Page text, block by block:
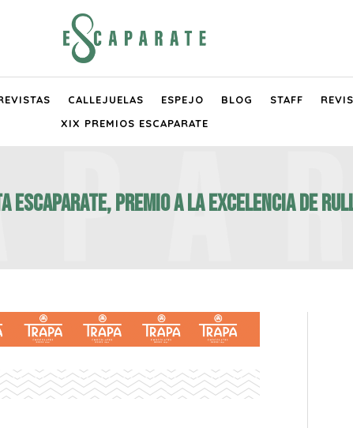
CALLEJUELAS ESPEJO BLOG STAFF
XIX PREMIOS ESCAPARATE
ESCAPARATE, PREMIO A LA EXCELENCIA DE